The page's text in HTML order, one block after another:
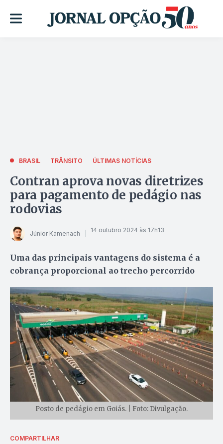
BRASIL TRÂNSITO ÚLTIMAS NOTÍCIAS
Contran aprova novas diretrizes
para pagamento de pedágio nas
rodovias
Júnior Kamenach 14 outubro 2024 às 17h13
Uma das principais vantagens do sistema é a
cobrança proporcional ao trecho percorrido
Posto de pedágio em Goiás. | Foto: Divulgação.
COMPARTILHAR